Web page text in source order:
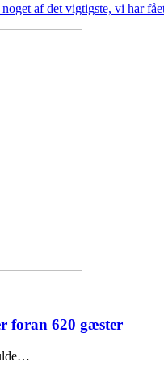
af det vigtigste, vi har
foran 620 gæster